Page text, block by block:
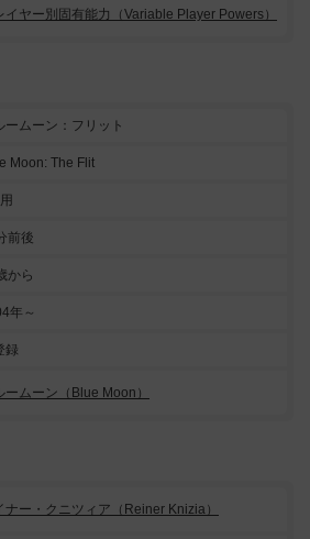
イヤー別固有能力（Variable Player Powers）
ームーン：フリット
Moon: The Flit
前後
から
年～
録
ームーン（Blue Moon）
ナー・クニツィア（Reiner Knizia）